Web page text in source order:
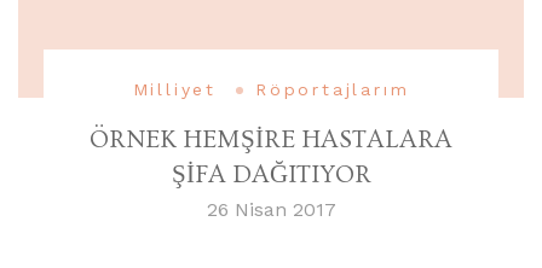
Milliyet Röportajlarım
ÖRNEK HEMŞİRE HASTALARA
ŞİFA DAĞITIYOR
26 Nisan 2017